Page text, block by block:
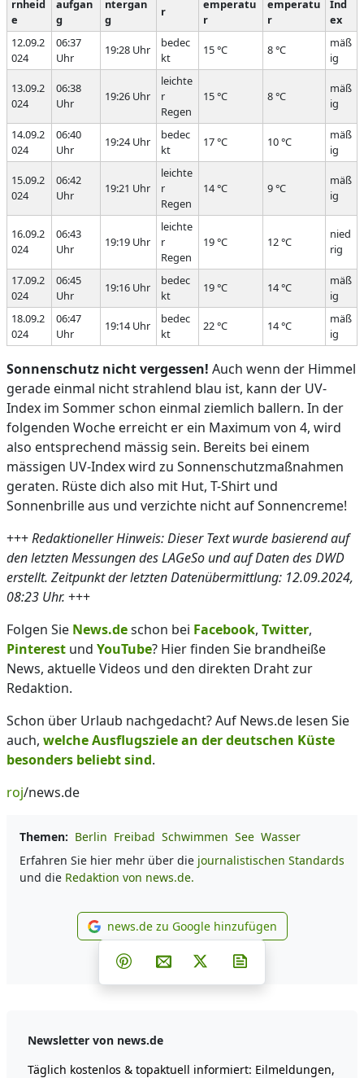
rnheid
e
aufgan
g
ntergan
g
r
emperatu
r
emperatu
r
Ind
ex
12.09.2
024
06:37
Uhr
19:28 Uhr
bedec
kt
15 °C 8 °C
mäß
ig
13.09.2
024
06:38
Uhr
19:26 Uhr
leichte
r
Regen
15 °C 8 °C
mäß
ig
14.09.2
024
06:40
Uhr
19:24 Uhr
bedec
kt
17 °C 10 °C
mäß
ig
15.09.2
024
06:42
Uhr
19:21 Uhr
leichte
r
Regen
14 °C 9 °C
mäß
ig
16.09.2
024
06:43
Uhr
19:19 Uhr
leichte
r
Regen
19 °C 12 °C
nied
rig
17.09.2
024
06:45
Uhr
19:16 Uhr
bedec
kt
19 °C 14 °C
mäß
ig
18.09.2
024
06:47
Uhr
19:14 Uhr
bedec
kt
22 °C 14 °C
mäß
ig
Sonnenschutz nicht vergessen! Auch wenn der Himmel
gerade einmal nicht strahlend blau ist, kann der UV-
Index im Sommer schon einmal ziemlich ballern. In der
folgenden Woche erreicht er ein Maximum von 4, wird
also entsprechend mässig sein. Bereits bei einem
mässigen UV-Index wird zu Sonnenschutzmaßnahmen
geraten. Rüste dich also mit Hut, T-Shirt und
Sonnenbrille aus und verzichte nicht auf Sonnencreme!
+++Redaktioneller Hinweis: Dieser Text wurde basierend auf
den letzten Messungen des LAGeSo und auf Daten des DWD
erstellt. Zeitpunkt der letzten Datenübermittlung: 12.09.2024,
08:23 Uhr. +++
Folgen Sie News.deschon bei Facebook, Twitter,
Pinterest und YouTube? Hier finden Sie brandheiße
News, aktuelle Videos und den direkten Draht zur
Redaktion.
Schon über Urlaub nachgedacht? Auf News.de lesen Sie
auch, welche Ausflugsziele an der deutschen Küste
besonders beliebt sind.
roj/news.de
Themen: Berlin Freibad Schwimmen See Wasser
Erfahren Sie hier mehr über die journalistischen Standards
und die Redaktion von news.de.
news.de zu Google
news.de zu Google hinzufügen
Teilen auf Facebook
Teilen auf Whatsapp
Teilen auf Telegram
Teilen auf Pinterest
Per E-Mail teilen
Post auf X
Newsletter von news.de
Täglich kostenlos & topaktuell informiert: Eilmeldungen,